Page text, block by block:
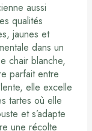
aussi
qualités
jaunes et
dans un
chair blanche,
parfait entre
elle excelle
tartes où elle
et s’adapte
une récolte